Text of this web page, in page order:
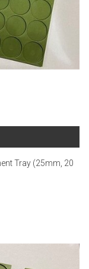
Tray (25mm, 20